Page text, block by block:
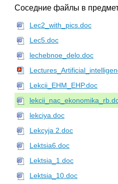
Соседние файлы в
Lec2_with_pics.doc
Lec5.doc
lechebnoe_delo.doc
Lekcii_EHM_EHP.doc
lekciya.doc
Lekcyja 2.doc
Lektsia6.doc
Lektsia_1.doc
Lektsia_10.doc